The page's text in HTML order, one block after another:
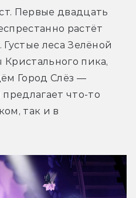
Первые двадцать
растёт
леса Зелёной
пика,
Город Слёз —
что-то
так и в